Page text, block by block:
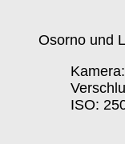
Osorno und
ISO: